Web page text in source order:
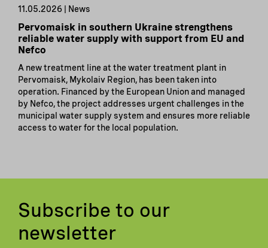
11.05.2026 | News
Pervomaisk in southern Ukraine strengthens
reliable water supply with support from EU and
Nefco
A new treatment line at the water treatment plant in
Pervomaisk, Mykolaiv Region, has been taken into
operation. Financed by the European Union and managed
by Nefco, the project addresses urgent challenges in the
municipal water supply system and ensures more reliable
access to water for the local population.
Subscribe to our
newsletter